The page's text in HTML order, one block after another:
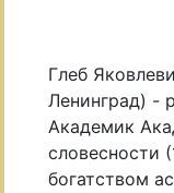
Глеб
Ленинград) -
Академик
словесности
богатством